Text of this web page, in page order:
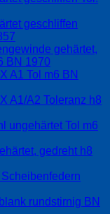
geschliffen
gehärtet,
BN 1970
A1 Tol m6 BN
A1/A2 Toleranz h8
ungehärtet Tol m6
gedreht h8
rundstirnig BN